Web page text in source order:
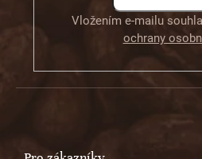
Vložením e-mailu
ochrany